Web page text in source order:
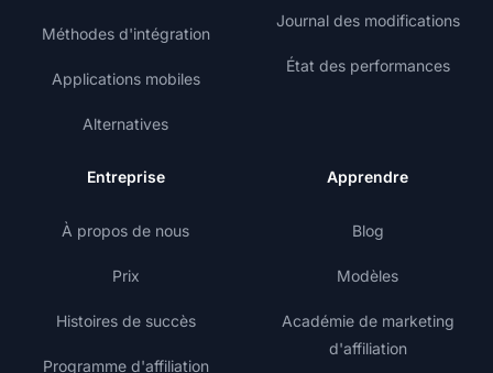
Méthodes d'intégration
Applications mobiles
Alternatives
Journal des modifications
État des performances
Entreprise
À propos de nous
Prix
Histoires de succès
Programme d'affiliation
Apprendre
Blog
Modèles
Académie de marketing
d'affiliation